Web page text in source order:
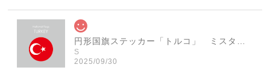
円形国旗ステッカー「トルコ」 ミスターシールオリジナル 世界各国 国旗シール おしゃれ円型 旅行 おみやげ プレゼント ステッカーチューンなどに
S
2025/09/30